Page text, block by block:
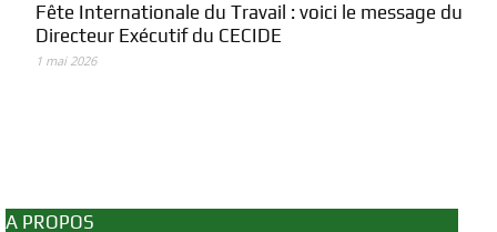
Fête Internationale du Travail : voici le message du
Directeur Exécutif du CECIDE
1 mai 2026
A PROPOS